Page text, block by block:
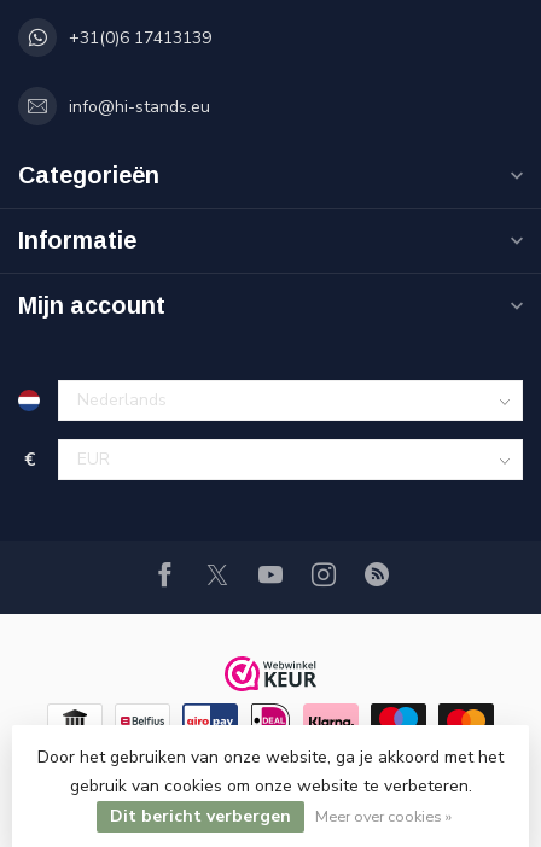
+31(0)6 17413139
info@hi-stands.eu
Categorieën
Informatie
Mijn account
€
© Copyright 2026 Hi-Stands webshop!
Door het gebruiken van onze website, ga je akkoord met het
gebruik van cookies om onze website te verbeteren.
Dit bericht verbergen
Meer over cookies »